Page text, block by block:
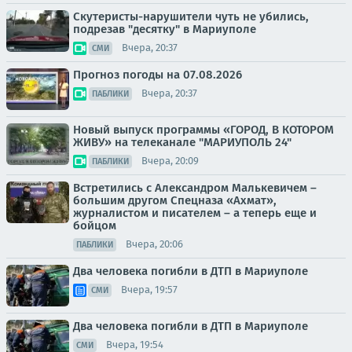
Скутеристы-нарушители чуть не убились,
подрезав "десятку" в Мариуполе
СМИ Вчера, 20:37
Прогноз погоды на 07.08.2026
ПАБЛИКИ Вчера, 20:37
Новый выпуск программы «ГОРОД, В КОТОРОМ
ЖИВУ» на телеканале "МАРИУПОЛЬ 24"
ПАБЛИКИ Вчера, 20:09
Встретились с Александром Малькевичем –
большим другом Спецназа «Ахмат»,
журналистом и писателем – а теперь еще и
бойцом
ПАБЛИКИ Вчера, 20:06
Два человека погибли в ДТП в Мариуполе
СМИ Вчера, 19:57
Два человека погибли в ДТП в Мариуполе
СМИ Вчера, 19:54